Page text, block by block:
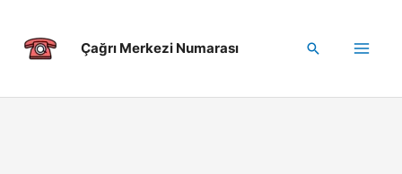
atla
Çağrı Merkezi Numarası Arama